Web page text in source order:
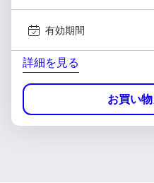
有効期間
詳細を見る
お買い